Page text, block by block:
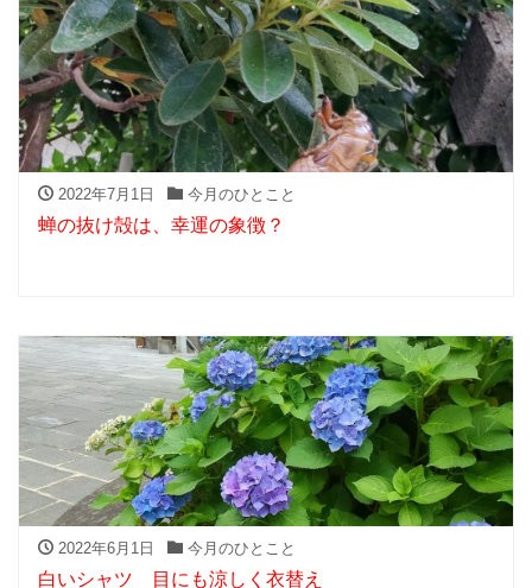
2022年7月1日 今月のひとこと
蝉の抜け殻は、幸運の象徴？
2022年6月1日 今月のひとこと
白いシャツ 目にも涼しく衣替え